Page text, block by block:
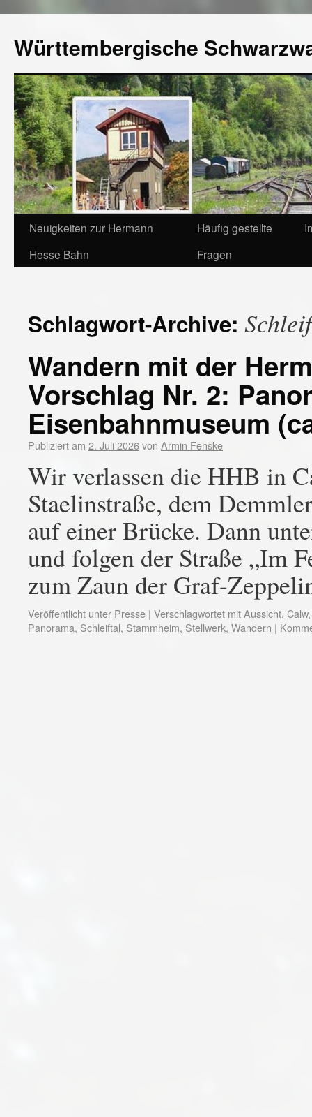
Württembergische
Neuigkeiten zur Hermann
Hesse Bahn
Häufig gestellte
Fragen
Schlagwort-Archive:
Wandern mit der
Vorschlag Nr. 2:
Eisenbahnmuseum
Publiziert am 2. Juli 2026von Armin Fenske
Wir verlassen die HHB in
Staelinstraße, dem
auf einer Brücke. Dann
und folgen der Straße „Im
zum Zaun der Graf-
Veröffentlicht unter Presse | Verschlagwortet mitAussicht, Calw
Panorama, Schleiftal, Stammheim, Stellwerk, Wandern |